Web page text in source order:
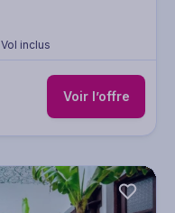
Vol inclus
Voir l’offre